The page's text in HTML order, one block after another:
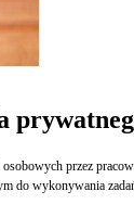
przez
do wykonywania